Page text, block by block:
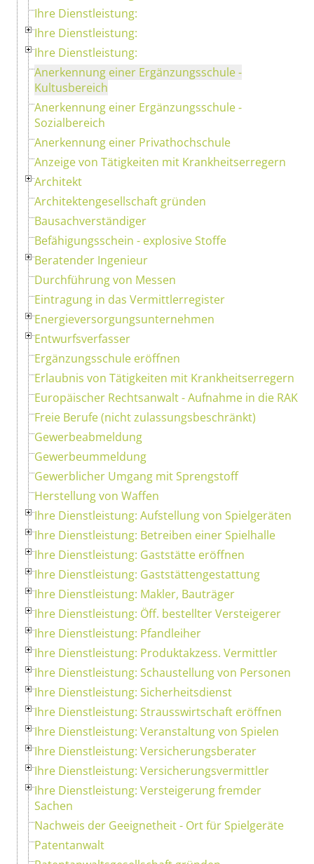
Ihre Dienstleistung:
Ihre Dienstleistung:
Ihre Dienstleistung:
Anerkennung einer Ergänzungsschule -
Kultusbereich
Anerkennung einer Ergänzungsschule -
Sozialbereich
Anerkennung einer Privathochschule
Anzeige von Tätigkeiten mit Krankheitserregern
Architekt
Architektengesellschaft gründen
Bausachverständiger
Befähigungsschein - explosive Stoffe
Beratender Ingenieur
Durchführung von Messen
Eintragung in das Vermittlerregister
Energieversorgungsunternehmen
Entwurfsverfasser
Ergänzungsschule eröffnen
Erlaubnis von Tätigkeiten mit Krankheitserregern
Europäischer Rechtsanwalt - Aufnahme in die RAK
Freie Berufe (nicht zulassungsbeschränkt)
Gewerbeabmeldung
Gewerbeummeldung
Gewerblicher Umgang mit Sprengstoff
Herstellung von Waffen
Ihre Dienstleistung: Aufstellung von Spielgeräten
Ihre Dienstleistung: Betreiben einer Spielhalle
Ihre Dienstleistung: Gaststätte eröffnen
Ihre Dienstleistung: Gaststättengestattung
Ihre Dienstleistung: Makler, Bauträger
Ihre Dienstleistung: Öff. bestellter Versteigerer
Ihre Dienstleistung: Pfandleiher
Ihre Dienstleistung: Produktakzess. Vermittler
Ihre Dienstleistung: Schaustellung von Personen
Ihre Dienstleistung: Sicherheitsdienst
Ihre Dienstleistung: Strausswirtschaft eröffnen
Ihre Dienstleistung: Veranstaltung von Spielen
Ihre Dienstleistung: Versicherungsberater
Ihre Dienstleistung: Versicherungsvermittler
Ihre Dienstleistung: Versteigerung fremder
Sachen
Nachweis der Geeignetheit - Ort für Spielgeräte
Patentanwalt